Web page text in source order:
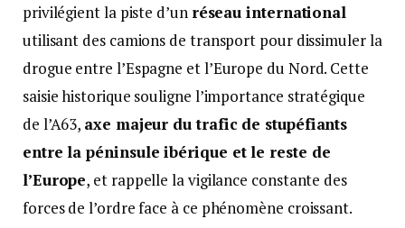
privilégient la piste d’un réseau international
utilisant des camions de transport pour dissimuler la
drogue entre l’Espagne et l’Europe du Nord. Cette
saisie historique souligne l’importance stratégique
de l’A63, axe majeur du trafic de stupéfiants
entre la péninsule ibérique et le reste de
l’Europe, et rappelle la vigilance constante des
forces de l’ordre face à ce phénomène croissant.